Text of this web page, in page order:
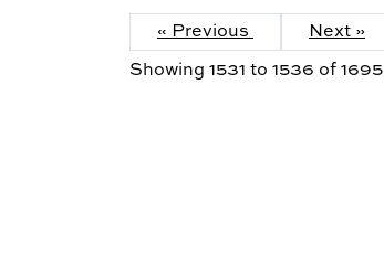
« Previous Next »
Showing 1531 to 1536 of 1695